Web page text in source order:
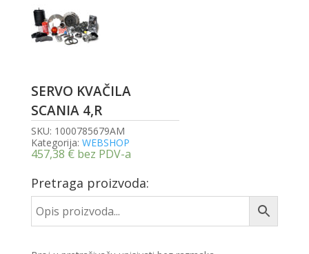
SERVO KVAČILA
SCANIA 4,R
SKU: 1000785679AM
Kategorija: WEBSHOP
457,38 € bez PDV-a
Pretraga proizvoda: